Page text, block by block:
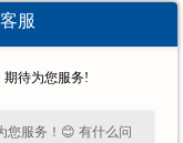
过使用悬臂吊，
工作难度。
、操作简便、
服
期待为您服务!
您服务！😊 有什么问